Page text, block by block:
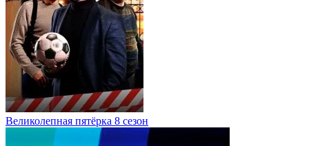
Великолепная пятёрка 8 сезон